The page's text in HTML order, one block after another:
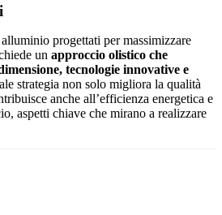
progettati per massimizzare
un approccio olistico che
tecnologie innovative e
strategia non solo migliora la qualità
anche all’efficienza energetica e
aspetti chiave che mirano a realizzare